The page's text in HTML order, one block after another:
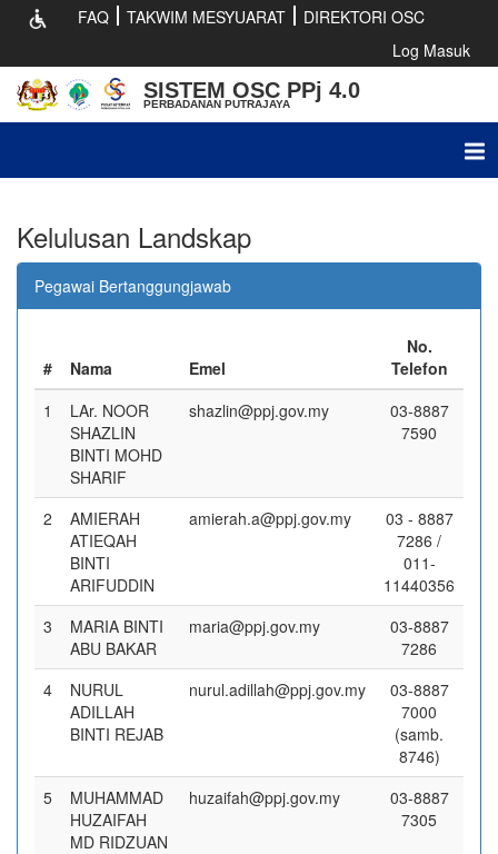
FAQ TAKWIM MESYUARAT
DIREKTORI OSC
Log Masuk
SISTEM OSC PPj 4.0
PERBADANAN PUTRAJAYA
Kelulusan Landskap
Pegawai Bertanggungjawab
# Nama Emel
No.
Telefon
1
LAr. NOOR
SHAZLIN
BINTI MOHD
SHARIF
shazlin@ppj.gov.my
03-8887
7590
2
AMIERAH
ATIEQAH
BINTI
ARIFUDDIN
amierah.a@ppj.gov.my
03 - 8887
7286 /
011-
11440356
3
MARIA BINTI
ABU BAKAR
maria@ppj.gov.my
03-8887
7286
4
NURUL
ADILLAH
BINTI REJAB
nurul.adillah@ppj.gov.my
03-8887
7000
(samb.
8746)
5
MUHAMMAD
HUZAIFAH
MD RIDZUAN
huzaifah@ppj.gov.my
03-8887
7305